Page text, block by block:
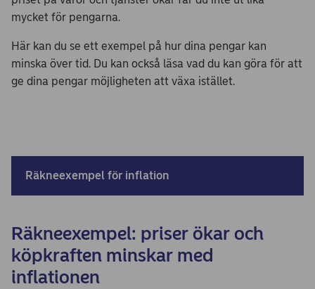
mycket för pengarna.
Här kan du se ett exempel på hur dina pengar kan
minska över tid. Du kan också läsa vad du kan göra för att
ge dina pengar möjligheten att växa istället.
Räkneexempel för inflation
Räkneexempel: priser ökar och
köpkraften minskar med
inflationen